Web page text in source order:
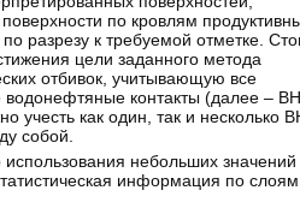
по кровлям
разрезу к требуемой отметке.
цели заданного метода
отбивок, учитывающую все
контакты (далее –
учесть как один, так и несколько
собой.
небольших значений
информация по